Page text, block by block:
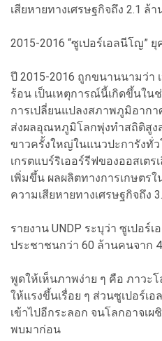
เสียหายทางเศรษฐกิจถึง 2.1 ล้
2015-2016 “ซูเปอร์เอลนีโญ”
ปี 2015-2016 ถูกขนานนามว่า
ร้อน เป็นเหตุการณ์นี้เกิดขึ้นใน
การเปลี่ยนแปลงสภาพภูมิอากา
ส่งผลอุณหภูมิโลกพุ่งทำสถิติสู
ขาวครั้งใหญ่ในแนวปะการังทั่ว
เกรตแบร์ริเออร์รีฟของออสเต
เพิ่มขึ้น ผลผลิตทางการเกษตร
ความเสียหายทางเศรษฐกิจถึง
รายงาน UNDP ระบุว่า ซูเปอร์
ประชาชนกว่า 60 ล้านคนจาก
พูดให้เห็นภาพง่าย ๆ คือ ภาวะ
ให้แรงขึ้นเรื่อย ๆ ส่วนซูเปอร์เ
เข้าไปอีกระลอก จนโลกอาจเ
พบมาก่อน